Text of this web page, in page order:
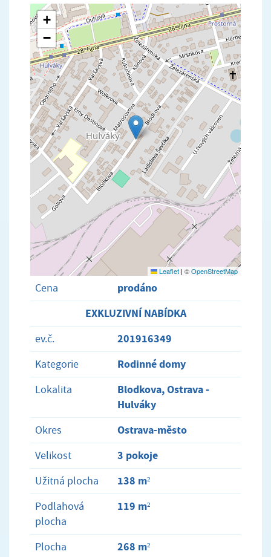
+
−
Leaflet | ©OpenStreetMap
Cena
prodáno
EXKLUZIVNÍ NABÍDKA
ev.č. 201916349
Kategorie Rodinné domy
Lokalita
Blodkova, Ostrava -
Hulváky
Okres Ostrava-město
Velikost 3 pokoje
Užitná plocha 138 m²
Podlahová
plocha
119 m²
Plocha
268 m²